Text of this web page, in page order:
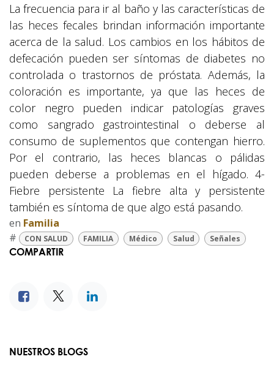
La frecuencia para ir al baño y las características de
las heces fecales brindan información importante
acerca de la salud. Los cambios en los hábitos de
defecación pueden ser síntomas de diabetes no
controlada o trastornos de próstata. Además, la
coloración es importante, ya que las heces de
color negro pueden indicar patologías graves
como sangrado gastrointestinal o deberse al
consumo de suplementos que contengan hierro.
Por el contrario, las heces blancas o pálidas
pueden deberse a problemas en el hígado. 4-
Fiebre persistente La fiebre alta y persistente
también es síntoma de que algo está pasando.
en Familia
#
CON SALUD FAMILIA Médico Salud Señales
COMPARTIR
NUESTROS BLOGS